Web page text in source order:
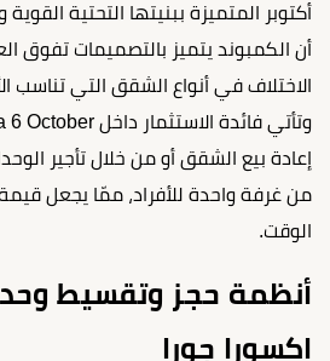
أكتوبر المتميزة ببنيتها التحتية
أن الكمبوند يتميز بالتصميمات تفوق
الاختلاف في أنواع الشقق التي تناسب
إعادة بيع الشقق أو من خلال تأجير
من غرفة واحدة للأفراد، ممّا يجعل
الوقت.
أنظمة حجز وتقسيط
اكسورا جورا